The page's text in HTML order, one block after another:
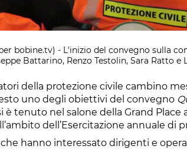
bobine.tv) - L'inizio del convegno sulla
Battarino, Renzo Testolin, Sara Ratto e
della protezione civile cambino
uno degli obiettivi del convegno
è tenuto nel salone della Grand
dell’Esercitazione annuale di
hanno interessato dirigenti e